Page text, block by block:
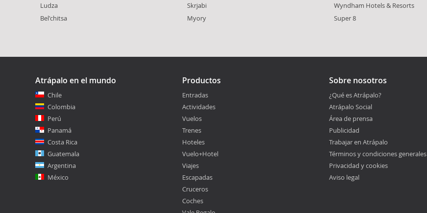
Ludza
Bel'chitsa
Skrjabi
Myory
Wyndham Hotels & Resorts
Super 8
Atrápalo en el mundo
Chile
Colombia
Perú
Panamá
Costa Rica
Guatemala
Argentina
México
Productos
Entradas
Actividades
Vuelos
Trenes
Hoteles
Vuelo+Hotel
Viajes
Escapadas
Cruceros
Coches
Sobre nosotros
¿Qué es Atrápalo?
Atrápalo Social
Área de prensa
Publicidad
Trabajar en Atrápalo
Términos y condiciones generales
Privacidad y cookies
Aviso legal